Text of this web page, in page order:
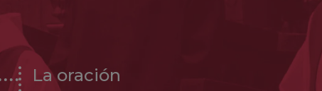
La oración